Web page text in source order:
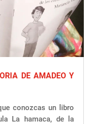
DE AMADEO Y
conozcas un libro
La hamaca, de la